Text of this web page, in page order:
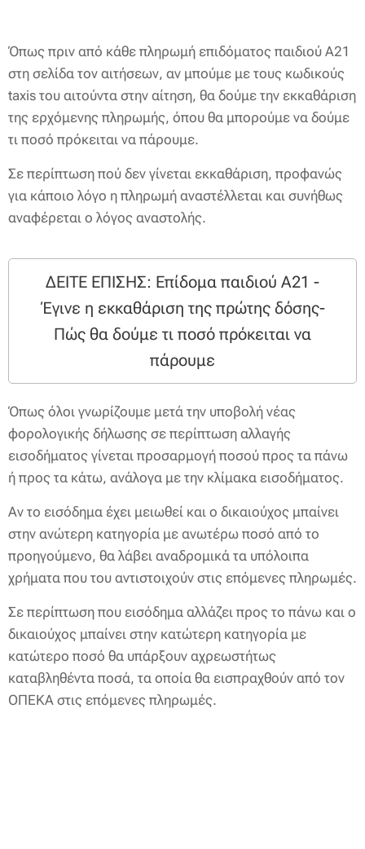
Όπως πριν από κάθε πληρωμή επιδόματος παιδιού Α21
στη σελίδα τον αιτήσεων, αν μπούμε με τους κωδικούς
taxis του αιτούντα στην αίτηση, θα δούμε την εκκαθάριση
της ερχόμενης πληρωμής, όπου θα μπορούμε να δούμε
τι ποσό πρόκειται να πάρουμε.
Σε περίπτωση πού δεν γίνεται εκκαθάριση, προφανώς
για κάποιο λόγο η πληρωμή αναστέλλεται και συνήθως
αναφέρεται ο λόγος αναστολής.
ΔΕΙΤΕ ΕΠΙΣΗΣ: Επίδομα παιδιού Α21 -
Έγινε η εκκαθάριση της πρώτης δόσης-
Πώς θα δούμε τι ποσό πρόκειται να
πάρουμε
Όπως όλοι γνωρίζουμε μετά την υποβολή νέας
φορολογικής δήλωσης σε περίπτωση αλλαγής
εισοδήματος γίνεται προσαρμογή ποσού προς τα πάνω
ή προς τα κάτω, ανάλογα με την κλίμακα εισοδήματος.
Αν το εισόδημα έχει μειωθεί και ο δικαιούχος μπαίνει
στην ανώτερη κατηγορία με ανωτέρω ποσό από το
προηγούμενο, θα λάβει αναδρομικά τα υπόλοιπα
χρήματα που του αντιστοιχούν στις επόμενες πληρωμές.
Σε περίπτωση που εισόδημα αλλάζει προς το πάνω και ο
δικαιούχος μπαίνει στην κατώτερη κατηγορία με
κατώτερο ποσό θα υπάρξουν αχρεωστήτως
καταβληθέντα ποσά, τα οποία θα εισπραχθούν από τον
ΟΠΕΚΑ στις επόμενες πληρωμές.